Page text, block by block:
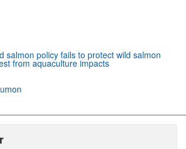
salmon policy fails to protect wild salmon
from aquaculture impacts